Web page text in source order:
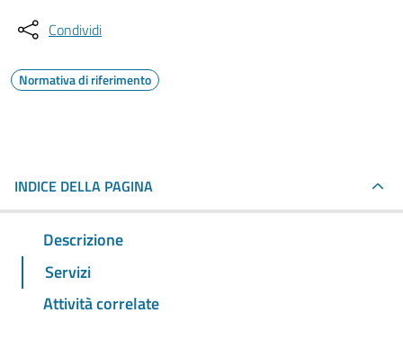
Condividi
Normativa di riferimento
INDICE DELLA PAGINA
Descrizione
Servizi
Attività correlate